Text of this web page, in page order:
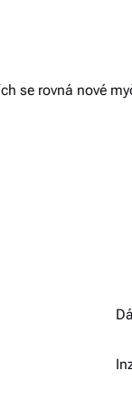
se rovná nové